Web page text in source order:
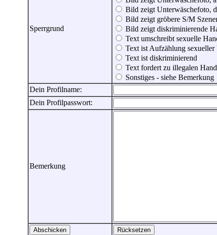
Sperrgrund
Bild zeigt Unterwäschefoto,
Bild zeigt gröbere S/M
Bild zeigt diskriminierende
Text umschreibt sexuelle
Text ist Aufzählung sexueller
Text ist diskriminierend
Text fordert zu illegalen
Sonstiges - siehe Bemerkung
Dein Profilname:
Dein Profilpasswort:
Bemerkung